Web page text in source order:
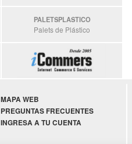
PALETSPLASTICO
Palets de Plástico
MAPA WEB
PREGUNTAS FRECUENTES
INGRESA A TU CUENTA